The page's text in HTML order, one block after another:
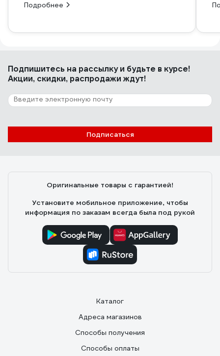
Подробнее
Подпишитесь на рассылкуи будьте в курсе!
Акции, скидки, распродажи ждут!
Подписаться
Оригинальные товары с гарантией!
Установите мобильное приложение, чтобы
информация по заказам всегда была под рукой
Каталог
Адреса магазинов
Способы получения
Способы оплаты